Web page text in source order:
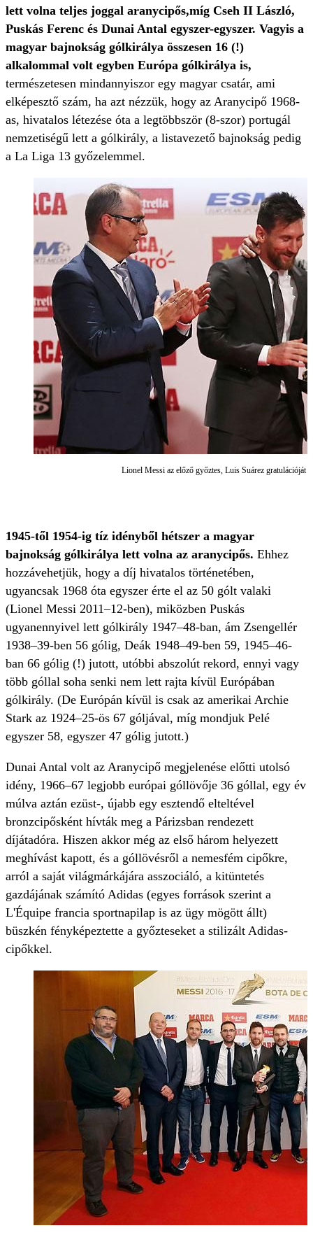
lett volna teljes joggal aranycipős,míg Cseh II László,
Puskás Ferenc és Dunai Antal egyszer-egyszer. Vagyis a
magyar bajnokság gólkirálya összesen 16 (!)
alkalommal volt egyben Európa gólkirálya is,
természetesen mindannyiszor egy magyar csatár, ami
elképesztő szám, ha azt nézzük, hogy az Aranycipő 1968-
as, hivatalos létezése óta a legtöbbször (8-szor) portugál
nemzetiségű lett a gólkirály, a listavezető bajnokság pedig
a La Liga 13 győzelemmel.
Lionel Messi az előző győztes, Luis Suárez gratulációját
1945-től 1954-ig tíz idényből hétszer a magyar
bajnokság gólkirálya lett volna az aranycipős. Ehhez
hozzávehetjük, hogy a díj hivatalos történetében,
ugyancsak 1968 óta egyszer érte el az 50 gólt valaki
(Lionel Messi 2011–12-ben), miközben Puskás
ugyanennyivel lett gólkirály 1947–48-ban, ám Zsengellér
1938–39-ben 56 gólig, Deák 1948–49-ben 59, 1945–46-
ban 66 gólig (!) jutott, utóbbi abszolút rekord, ennyi vagy
több góllal soha senki nem lett rajta kívül Európában
gólkirály. (De Európán kívül is csak az amerikai Archie
Stark az 1924–25-ös 67 góljával, míg mondjuk Pelé
egyszer 58, egyszer 47 gólig jutott.)
Dunai Antal volt az Aranycipő megjelenése előtti utolsó
idény, 1966–67 legjobb európai góllövője 36 góllal, egy év
múlva aztán ezüst-, újabb egy esztendő elteltével
bronzcipősként hívták meg a Párizsban rendezett
díjátadóra. Hiszen akkor még az első három helyezett
meghívást kapott, és a góllövésről a nemesfém cipőkre,
arról a saját világmárkájára asszociáló, a kitüntetés
gazdájának számító Adidas (egyes források szerint a
L'Équipe francia sportnapilap is az ügy mögött állt)
büszkén fényképeztette a győzteseket a stilizált Adidas-
cipőkkel.